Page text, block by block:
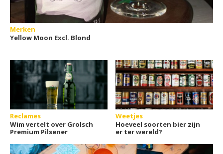
Merken
Yellow Moon Excl. Blond
Reclames
Wim vertelt over Grolsch
Premium Pilsener
Weetjes
Hoeveel soorten bier zijn
er ter wereld?